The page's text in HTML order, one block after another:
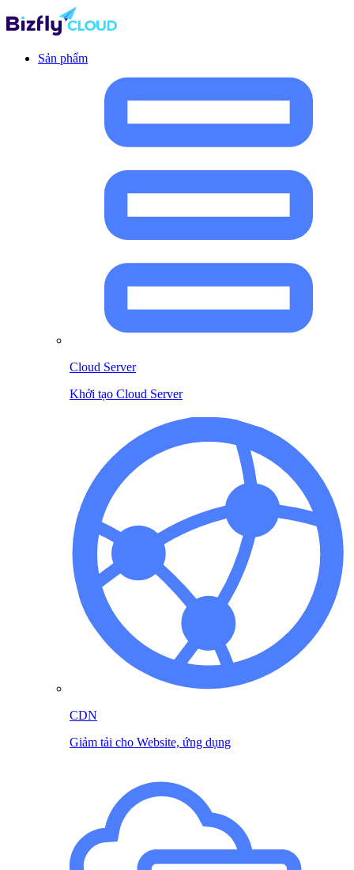
Sản phẩm
Cloud Server
Khởi tạo Cloud Server
CDN
Giảm tải cho Website, ứng dụng